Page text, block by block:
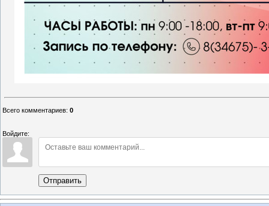
Всего комментариев: 0
Войдите:
Отправить